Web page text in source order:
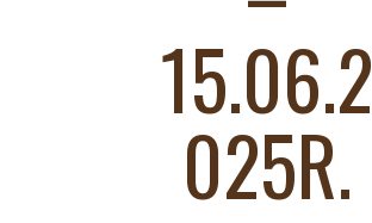
15.06.2
025R.